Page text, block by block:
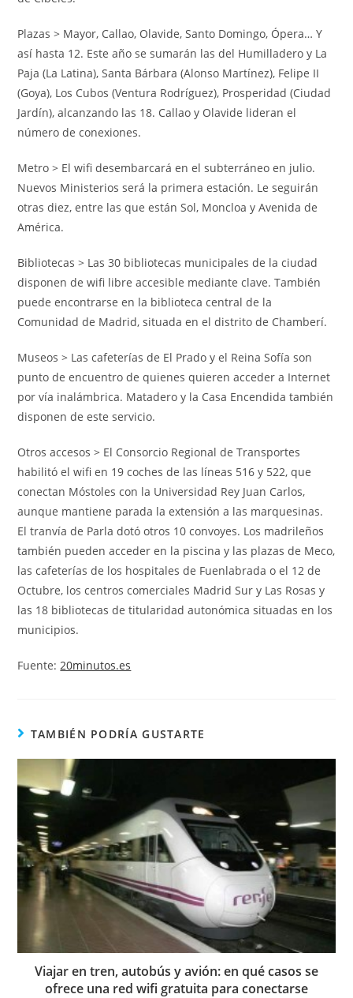
Plazas > Mayor, Callao, Olavide, Santo Domingo, Ópera… Y
así hasta 12. Este año se sumarán las del Humilladero y La
Paja (La Latina), Santa Bárbara (Alonso Martínez), Felipe II
(Goya), Los Cubos (Ventura Rodríguez), Prosperidad (Ciudad
Jardín), alcanzando las 18. Callao y Olavide lideran el
número de conexiones.
Metro > El wifi desembarcará en el subterráneo en julio.
Nuevos Ministerios será la primera estación. Le seguirán
otras diez, entre las que están Sol, Moncloa y Avenida de
América.
Bibliotecas > Las 30 bibliotecas municipales de la ciudad
disponen de wifi libre accesible mediante clave. También
puede encontrarse en la biblioteca central de la
Comunidad de Madrid, situada en el distrito de Chamberí.
Museos > Las cafeterías de El Prado y el Reina Sofía son
punto de encuentro de quienes quieren acceder a Internet
por vía inalámbrica. Matadero y la Casa Encendida también
disponen de este servicio.
Otros accesos > El Consorcio Regional de Transportes
habilitó el wifi en 19 coches de las líneas 516 y 522, que
conectan Móstoles con la Universidad Rey Juan Carlos,
aunque mantiene parada la extensión a las marquesinas.
El tranvía de Parla dotó otros 10 convoyes. Los madrileños
también pueden acceder en la piscina y las plazas de Meco,
las cafeterías de los hospitales de Fuenlabrada o el 12 de
Octubre, los centros comerciales Madrid Sur y Las Rosas y
las 18 bibliotecas de titularidad autonómica situadas en los
municipios.
Fuente:20minutos.es
TAMBIÉN PODRÍA GUSTARTE
Viajar en tren, autobús y avión: en qué casos se
ofrece una red wifi gratuita para conectarse